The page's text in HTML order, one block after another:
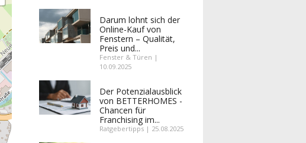
Darum lohnt sich der
Online-Kauf von
Fenstern – Qualität,
Preis und...
Fenster & Türen |
10.09.2025
Der Potenzialausblick
von BETTERHOMES -
Chancen für
Franchising im...
Ratgebertipps | 25.08.2025